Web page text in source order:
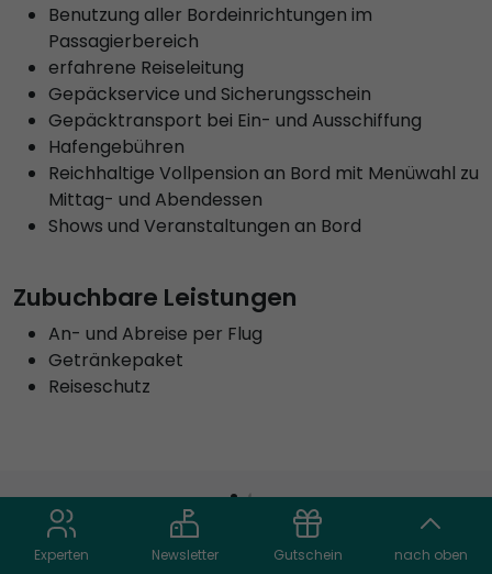
Benutzung aller Bordeinrichtungen im
Passagierbereich
erfahrene Reiseleitung
Gepäckservice und Sicherungsschein
Gepäcktransport bei Ein- und Ausschiffung
Hafengebühren
Reichhaltige Vollpension an Bord mit Menüwahl zu
Mittag- und Abendessen
Shows und Veranstaltungen an Bord
Zubuchbare Leistungen
An- und Abreise per Flug
Getränkepaket
Reiseschutz
Unsere Reiseexperten
Experten Newsletter Gutschein nach oben